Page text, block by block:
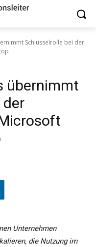
Schlüsselrolle bei der
übernimmt
der
Unternehmen
die Nutzung im